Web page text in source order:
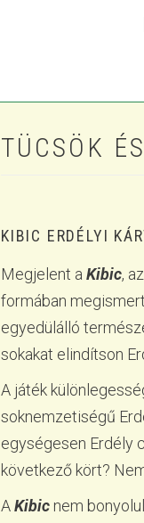
TÜCSÖK
KIBIC ERDÉLYI
Megjelent a Kibic,
formában
egyedülálló
sokakat elindítson
A játék
soknemzetiségű
egységesen Erdély
következő kört?
AKibic nem